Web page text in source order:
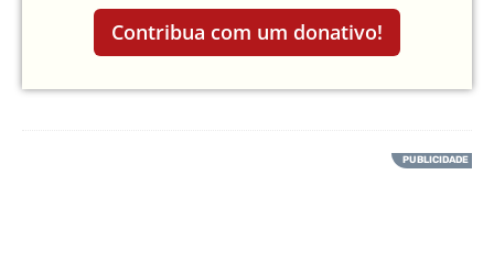
Contribua com um donativo!